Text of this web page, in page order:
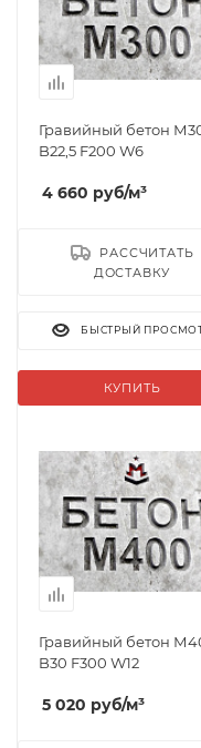
Гравийный бетон
B22,5 F200 W6
4 660 руб/м³
КУПИТЬ
РАССЧИТАТЬ
ДОСТАВКУ
БЫСТРЫЙ
Гравийный бетон
B30 F300 W12
5 020 руб/м³